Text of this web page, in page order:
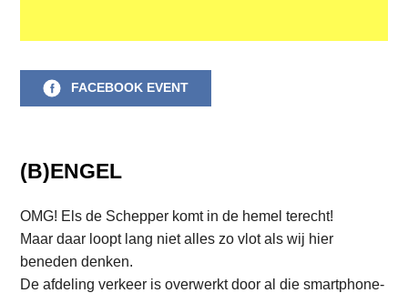
(B)ENGEL
OMG! Els de Schepper komt in de hemel terecht!
Maar daar loopt lang niet alles zo vlot als wij hier
beneden denken.
De afdeling verkeer is overwerkt door al die smartphone-
FACEBOOK EVENT